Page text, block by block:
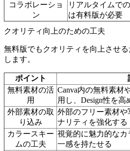
コラボレーショ
ン
リアルタイムで
は有料版が必要
クオリティ向上のための工夫
無料版でもクオリティを向上させ
します。
ポイント
無料素材の活
用
Canva内の無料素材
用し、Design性を高
外部素材の取
り込み
外部のフリー素材
ナリティを強化する
カラースキー
ムの工夫
視覚的に魅力的な
一感を持たせる